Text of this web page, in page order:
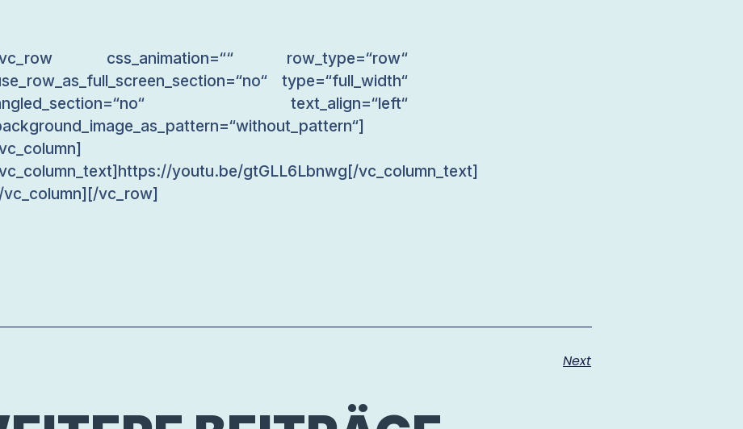
css_animation=““ row_type=“row“
type=“full_width“
text_align=“left“
youtu.be/gtGLL6Lbnwg[/vc_column_text]
vc_column][/vc_row]
Next